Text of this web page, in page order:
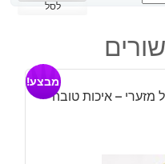
לסל
מזערי – איכות טובה
מבצע!